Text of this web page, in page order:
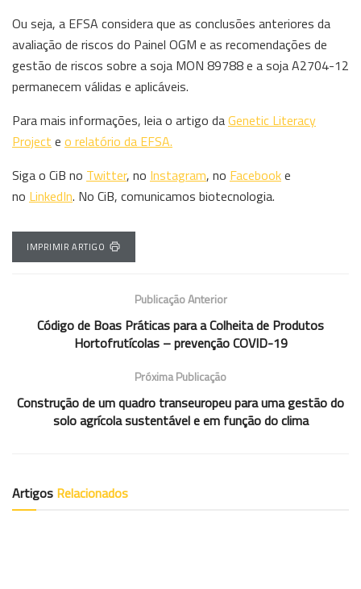
Ou seja, a EFSA considera que as conclusões anteriores da
avaliação de riscos do Painel OGM e as recomendações de
gestão de riscos sobre a soja MON 89788 e a soja A2704-12
permanecem válidas e aplicáveis.
Para mais informações, leia o artigo daGenetic Literacy
Project e o relatório da EFSA.
Siga o CiB no Twitter, no Instagram, no Facebooke
no LinkedIn. No CiB, comunicamos biotecnologia.
IMPRIMIR ARTIGO
Publicação Anterior
Código de Boas Práticas para a Colheita de Produtos
Hortofrutícolas – prevenção COVID-19
Próxima Publicação
Construção de um quadro transeuropeu para uma gestão do
solo agrícola sustentável e em função do clima
Artigos Relacionados